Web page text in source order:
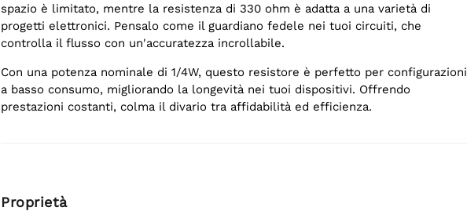
spazio è limitato, mentre la resistenza di 330 ohm è adatta a una varietà di
progetti elettronici. Pensalo come il guardiano fedele nei tuoi circuiti, che
controlla il flusso con un'accuratezza incrollabile.
Con una potenza nominale di 1/4W, questo resistore è perfetto per configurazioni
a basso consumo, migliorando la longevità nei tuoi dispositivi. Offrendo
prestazioni costanti, colma il divario tra affidabilità ed efficienza.
Proprietà